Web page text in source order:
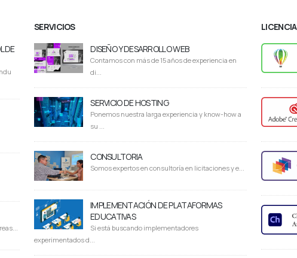
DE
SERVICIOS
DISEÑO Y DESARROLLO WEB
Contamos con más de 15 años de experiencia en
di...
SERVICIO DE HOSTING
Ponemos nuestra larga experiencia y know-how a
su ...
CONSULTORIA
Somos expertos en consultoría en licitaciones y e...
IMPLEMENTACIÓN DE PLATAFORMAS
EDUCATIVAS
Si está buscando implementadores
experimentados d...